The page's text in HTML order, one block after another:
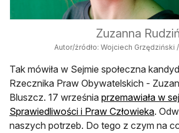
Zuzanna
Autor/źródło: Wojciech Grzędziński
Tak mówiła w Sejmie społeczna
Rzecznika Praw Obywatelskich -
Bluszcz. 17 września przemawiała w
Sprawiedliwości i Praw Człowieka.
naszych potrzeb. Do tego z czym na